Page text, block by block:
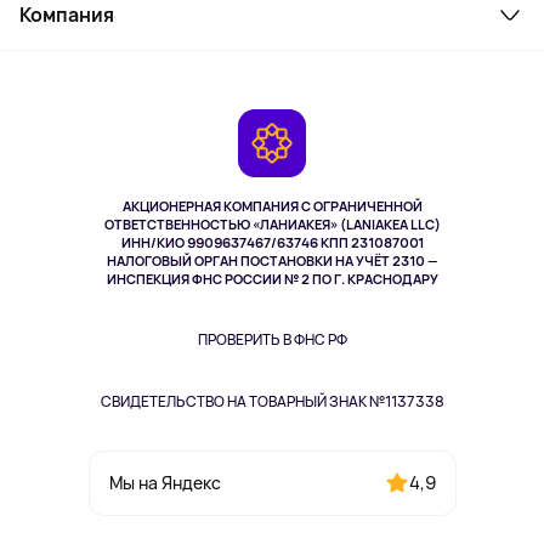
АКЦИОНЕРНАЯ КОМПАНИЯ С ОГРАНИЧЕННОЙ
ОТВЕТСТВЕННОСТЬЮ «ЛАНИАКЕЯ» (LANIAKEA LLC)
ИНН/КИО 9909637467/63746 КПП 231087001
НАЛОГОВЫЙ ОРГАН ПОСТАНОВКИ НА УЧЁТ 2310 —
ИНСПЕКЦИЯ ФНС РОССИИ № 2 ПО Г. КРАСНОДАРУ
ПРОВЕРИТЬ В ФНС РФ
СВИДЕТЕЛЬСТВО НА ТОВАРНЫЙ ЗНАК №1137338
Мы на Яндекс 4,9
Косметика и уход
Здоровье питомцев
Одежда и аксессуары
Как заказать
Компания